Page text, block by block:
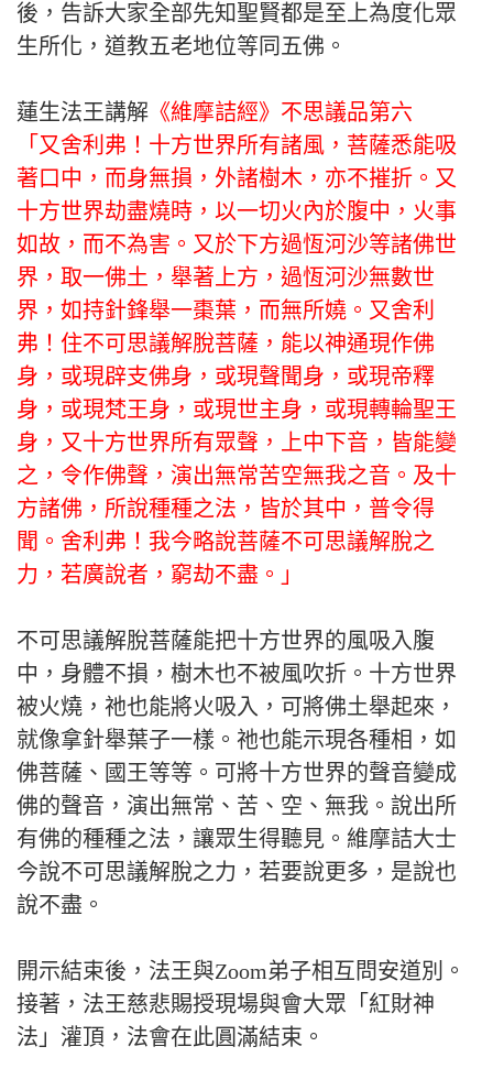
後，告訴大家全部先知聖賢都是至上為度化眾
生所化，道教五老地位等同五佛。
蓮生法王講解 《維摩詰經》不思議品第六
「又舍利弗！十方世界所有諸風，菩薩悉能吸
著口中，而身無損，外諸樹木，亦不摧折。又
十方世界劫盡燒時，以一切火內於腹中，火事
如故，而不為害。又於下方過恆河沙等諸佛世
界，取一佛土，舉著上方，過恆河沙無數世
界，如持針鋒舉一棗葉，而無所嬈。又舍利
弗！住不可思議解脫菩薩，能以神通現作佛
身，或現辟支佛身，或現聲聞身，或現帝釋
身，或現梵王身，或現世主身，或現轉輪聖王
身，又十方世界所有眾聲，上中下音，皆能變
之，令作佛聲，演出無常苦空無我之音。及十
方諸佛，所說種種之法，皆於其中，普令得
聞。舍利弗！我今略說菩薩不可思議解脫之
力，若廣說者，窮劫不盡。」
不可思議解脫菩薩能把十方世界的風吸入腹
中，身體不損，樹木也不被風吹折。十方世界
被火燒，祂也能將火吸入，可將佛土舉起來，
就像拿針舉葉子一樣。祂也能示現各種相，如
佛菩薩、國王等等。可將十方世界的聲音變成
佛的聲音，演出無常、苦、空、無我。說出所
有佛的種種之法，讓眾生得聽見。維摩詰大士
今說不可思議解脫之力，若要說更多，是說也
說不盡。
開示結束後，法王與Zoom弟子相互問安道別。
接著，法王慈悲賜授現場與會大眾「紅財神
法」灌頂，法會在此圓滿結束。